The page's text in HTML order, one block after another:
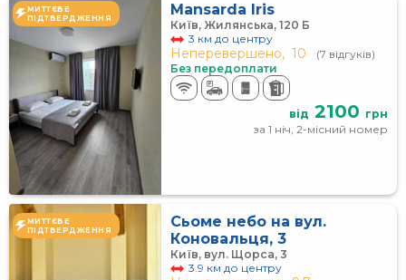
МИТТЄВЕ
ПІДТВЕРДЖЕННЯ
Mansarda Iris
Київ, Жилянська, 120 Б
3 км до центру
Неперевершено, 10
(7 відгуків)
Без передоплати
від 2100 грн
за 1 ніч, 2-місний номер
МИТТЄВЕ
ПІДТВЕРДЖЕННЯ
Сьоме небо на вул.
Коновальця, 3
Київ, вул. Щорса, 3
3.9 км до центру